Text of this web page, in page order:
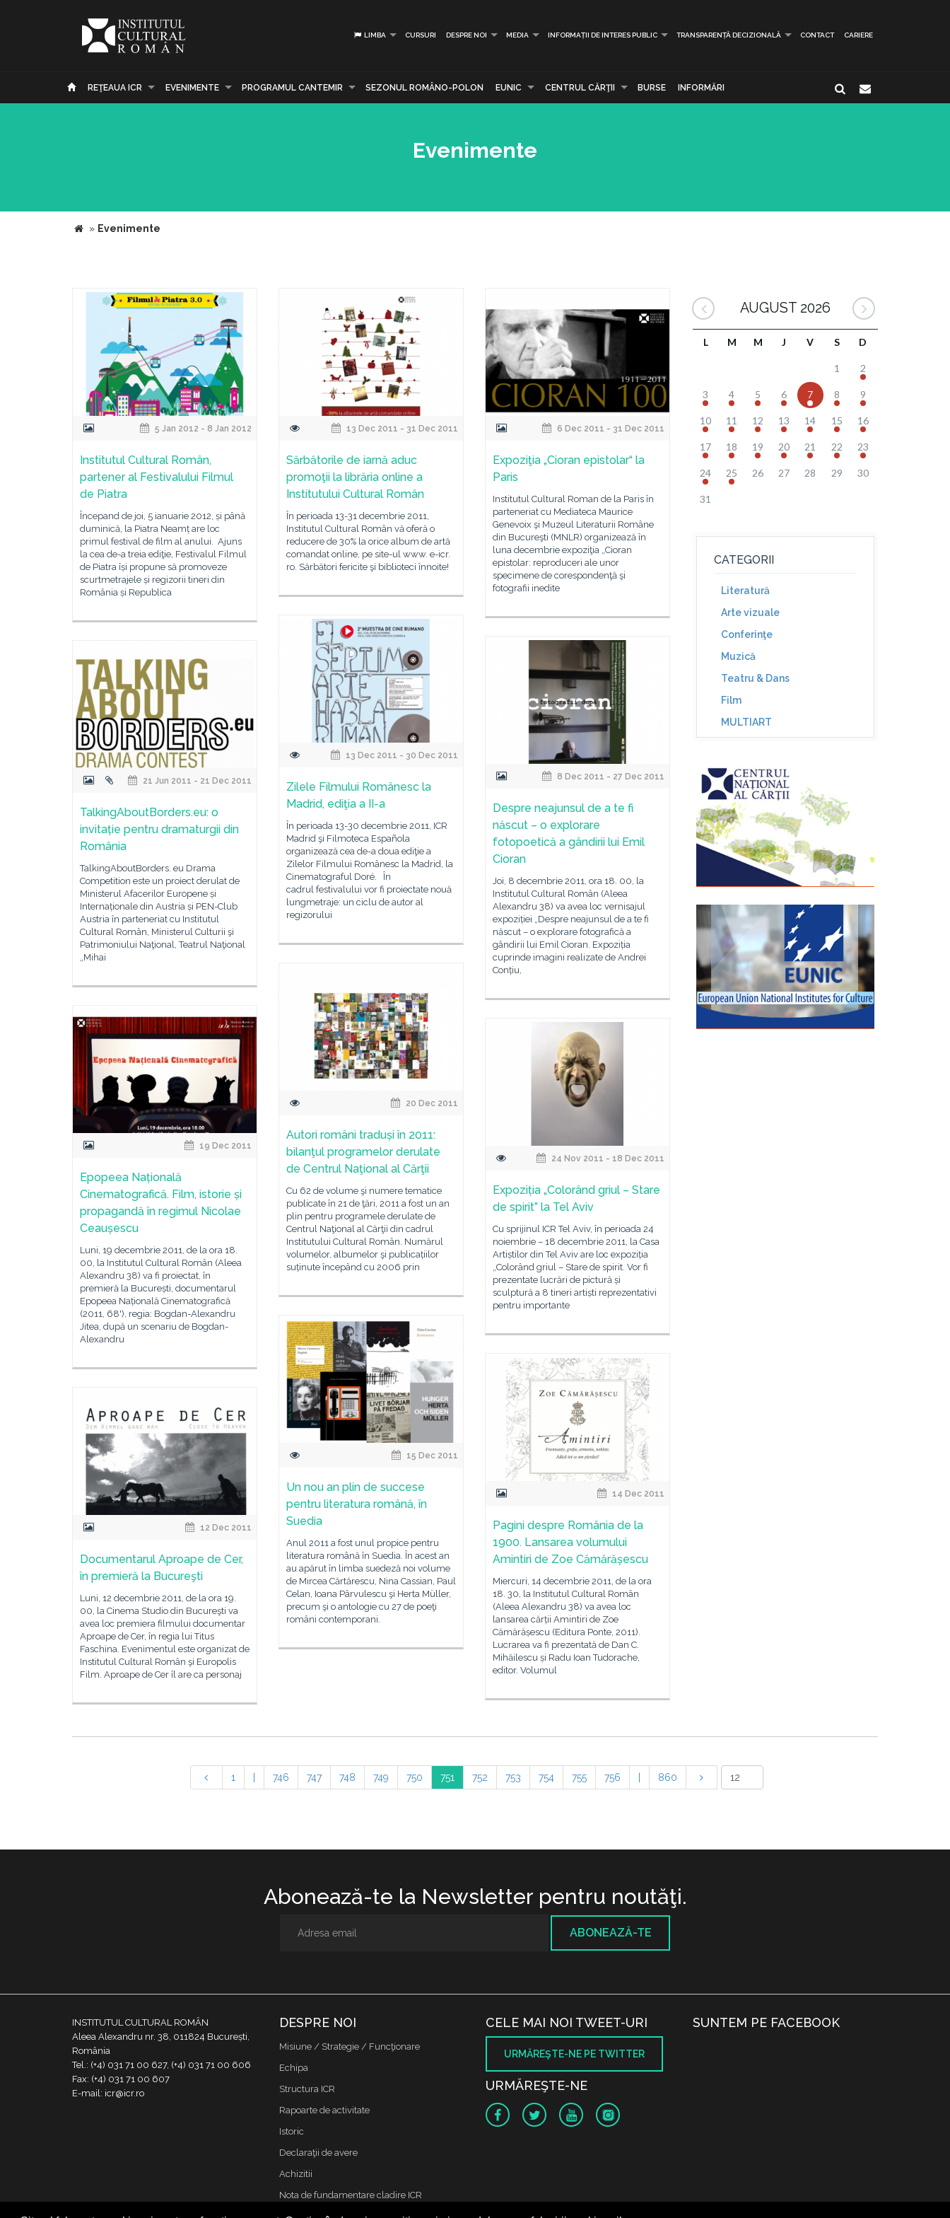
LIMBA CURSURI DESPRE NOI MEDIA INFORMAȚII DE INTERES PUBLIC TRANSPARENȚĂ DECIZIONALĂ CONTACT CARIERE
REŢEAUA ICR EVENIMENTE PROGRAMUL CANTEMIR SEZONUL ROMÂNO-POLON EUNIC CENTRUL CĂRŢII BURSE INFORMĂRI
Evenimente
» Evenimente
5 Jan 2012 - 8 Jan 2012
Institutul Cultural Român,
partener al Festivalului Filmul
de Piatra
Începand de joi, 5 ianuarie 2012, și până
duminică, la Piatra Neamț are loc
primul festival de film al anului. Ajuns
la cea de-a treia ediţie, Festivalul Filmul
de Piatra își propune să promoveze
scurtmetrajele și regizorii tineri din
România și Republica
13 Dec 2011 - 31 Dec 2011
Sărbătorile de iarnă aduc
promoţii la librăria online a
Institutului Cultural Român
În perioada 13-31 decembrie 2011,
Institutul Cultural Român vă oferă o
reducere de 30% la orice album de artă
comandat online, pe site-ul www. e-icr.
ro. Sărbători fericite şi biblioteci înnoite!
6 Dec 2011 - 31 Dec 2011
Expoziţia „Cioran epistolar“ la
Paris
Institutul Cultural Roman de la Paris în
parteneriat cu Mediateca Maurice
Genevoix şi Muzeul Literaturii Române
din Bucureşti (MNLR) organizează în
luna decembrie expoziţia „Cioran
epistolar: reproduceri ale unor
specimene de corespondenţă şi
fotografii inedite
13 Dec 2011 - 30 Dec 2011
Zilele Filmului Românesc la
Madrid, ediţia a II-a
În perioada 13-30 decembrie 2011, ICR
Madrid şi Filmoteca Española
organizează cea de-a doua ediţie a
Zilelor Filmului Românesc la Madrid, la
Cinematograful Doré. În
cadrul festivalului vor fi proiectate nouă
lungmetraje: un ciclu de autor al
regizorului
8 Dec 2011 - 27 Dec 2011
Despre neajunsul de a te fi
născut – o explorare
fotopoetică a gândirii lui Emil
Cioran
Joi, 8 decembrie 2011, ora 18. 00, la
Institutul Cultural Român (Aleea
Alexandru 38) va avea loc vernisajul
expoziției „Despre neajunsul de a te fi
născut – o explorare fotografică a
gândirii lui Emil Cioran. Expoziția
cuprinde imagini realizate de Andrei
Conțiu,
21 Jun 2011 - 21 Dec 2011
TalkingAboutBorders.eu: o
invitație pentru dramaturgii din
România
TalkingAboutBorders. eu Drama
Competition este un proiect derulat de
Ministerul Afacerilor Europene și
Internaționale din Austria și PEN-Club
Austria în parteneriat cu Institutul
Cultural Român, Ministerul Culturii şi
Patrimoniului Naţional, Teatrul Naţional
„Mihai
20 Dec 2011
Autori români traduși în 2011:
bilanţul programelor derulate
de Centrul Naţional al Cărţii
Cu 62 de volume şi numere tematice
publicate în 21 de ţări, 2011 a fost un an
plin pentru programele derulate de
Centrul Naţional al Cărţii din cadrul
Institutului Cultural Român. Numărul
volumelor, albumelor şi publicațiilor
suținute începând cu 2006 prin
19 Dec 2011
Epopeea Națională
Cinematografică. Film, istorie și
propagandă în regimul Nicolae
Ceaușescu
Luni, 19 decembrie 2011, de la ora 18.
00, la Institutul Cultural Român (Aleea
Alexandru 38) va fi proiectat, în
premieră la București, documentarul
Epopeea Națională Cinematografică
(2011, 68'), regia: Bogdan-Alexandru
Jitea, după un scenariu de Bogdan-
Alexandru
24 Nov 2011 - 18 Dec 2011
Expoziția „Colorând griul – Stare
de spirit” la Tel Aviv
Cu sprijinul ICR Tel Aviv, în perioada 24
noiembrie – 18 decembrie 2011, la Casa
Artiștilor din Tel Aviv are loc expoziția
„Colorând griul – Stare de spirit. Vor fi
prezentate lucrări de pictură și
sculptură a 8 tineri artiști reprezentativi
pentru importante
15 Dec 2011
Un nou an plin de succese
pentru literatura română, în
Suedia
Anul 2011 a fost unul propice pentru
literatura română în Suedia. În acest an
au apărut în limba suedeză noi volume
de Mircea Cărtărescu, Nina Cassian, Paul
Celan, Ioana Pârvulescu şi Herta Müller,
precum şi o antologie cu 27 de poeţi
români contemporani.
14 Dec 2011
Pagini despre România de la
1900. Lansarea volumului
Amintiri de Zoe Cămărășescu
Miercuri, 14 decembrie 2011, de la ora
18. 30, la Institutul Cultural Român
(Aleea Alexandru 38) va avea loc
lansarea cărții Amintiri de Zoe
Cămărășescu (Editura Ponte, 2011).
Lucrarea va fi prezentată de Dan C.
Mihăilescu și Radu Ioan Tudorache,
editor. Volumul
12 Dec 2011
Documentarul Aproape de Cer,
în premieră la Bucureşti
Luni, 12 decembrie 2011, de la ora 19.
00, la Cinema Studio din Bucureşti va
avea loc premiera filmului documentar
Aproape de Cer, în regia lui Titus
Faschina. Evenimentul este organizat de
Institutul Cultural Român şi Europolis
Film. Aproape de Cer îl are ca personaj
AUGUST 2026
L M M J V S D
1 2
3 4 5 6 7 8 9
10 11 12 13 14 15 16
17 18 19 20 21 22 23
24 25 26 27 28 29 30
31
CATEGORII
Literatură
Arte vizuale
Conferinţe
Muzică
Teatru & Dans
Film
MULTIART
1 746 747 748 749 750 751 752 753 754 755 756 860
Abonează-te la Newsletter pentru noutăţi.
ABONEAZĂ-TE
INSTITUTUL CULTURAL ROMÂN
Aleea Alexandru nr. 38, 011824 București,
România
Tel.: (+4) 031 71 00 627, (+4) 031 71 00 606
Fax: (+4) 031 71 00 607
E-mail: icr@icr.ro
DESPRE NOI
Misiune / Strategie / Funcţionare
Echipa
Structura ICR
Rapoarte de activitate
Istoric
Declaraţii de avere
Achizitii
Nota de fundamentare cladire ICR
CELE MAI NOI TWEET-URI
URMĂREŞTE-NE PE TWITTER
URMĂREŞTE-NE
SUNTEM PE FACEBOOK